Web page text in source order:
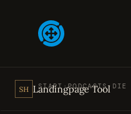
SH Landingpage Tool
START ·PODCASTS· DIE